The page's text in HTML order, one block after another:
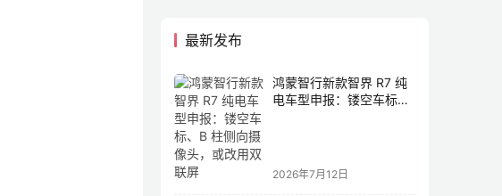
最新发布
鸿蒙智行新款智界 R7 纯
电车型申报：镂空车标、
2026年7月12日